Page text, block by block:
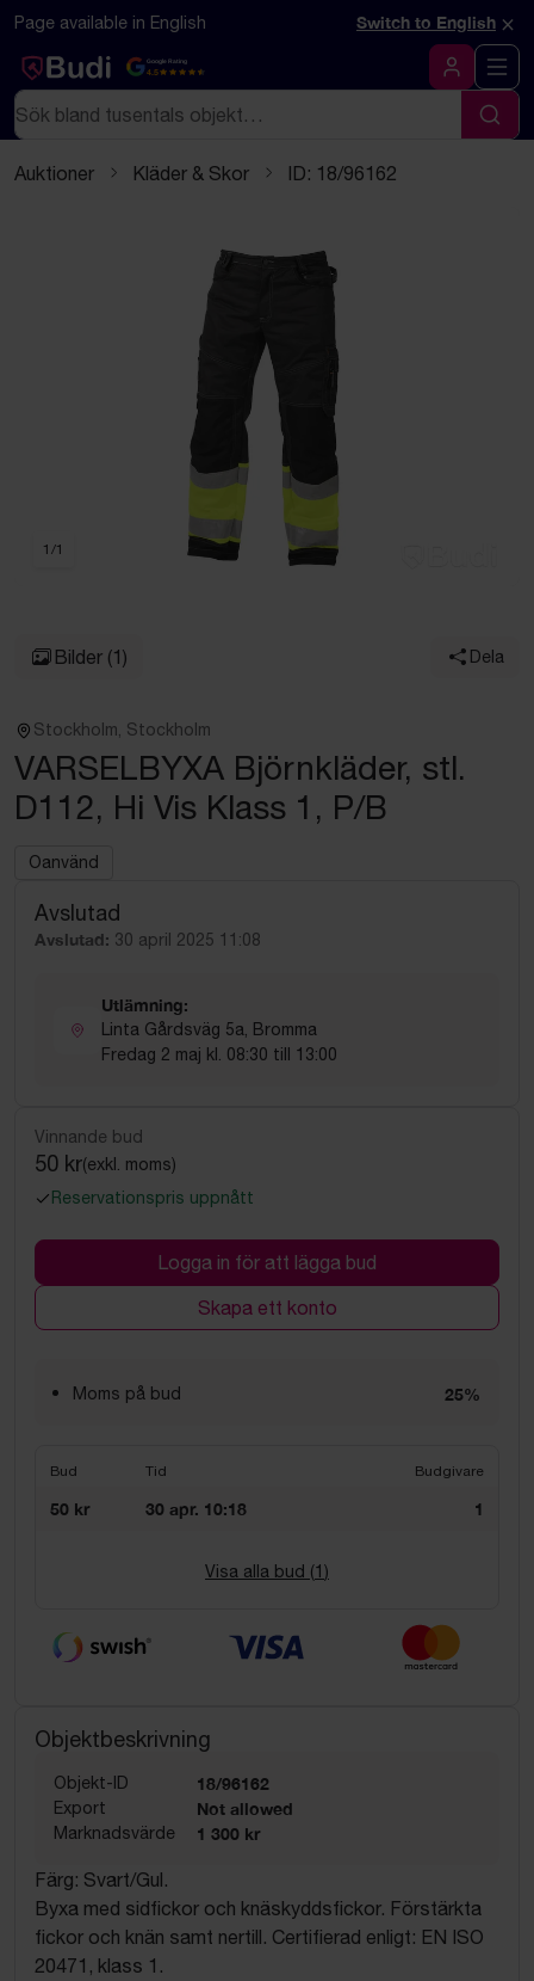
Hoppa till innehåll
Textbaserad (markdown) version av denna sida
Page available in English Switch to English ×
Google Rating
4.5
Logga in
Sök
Sök
Auktioner Kläder & Skor ID: 18/96162
1 /1
Bilder (1) Dela
Stockholm, Stockholm
VARSELBYXA Björnkläder, stl.
D112, Hi Vis Klass 1, P/B
Oanvänd
Avslutad
Avslutad: 30 april 2025 11:08
Utlämning:
Linta Gårdsväg 5a, Bromma
Fredag 2 maj kl. 08:30 till 13:00
Vinnande bud
50 kr(exkl. moms)
Reservationspris uppnått
Logga in för att lägga bud
Skapa ett konto
Moms på bud 25%
Bud Tid Budgivare
50 kr 30 apr. 10:18 1
Visa alla bud (1 )
Objektbeskrivning
Objekt-ID 18/96162
Export Not allowed
Marknadsvärde 1 300 kr
Färg: Svart/Gul.
Byxa med sidfickor och knäskyddsfickor. Förstärkta
fickor och knän samt nertill. Certifierad enligt: EN ISO
20471, klass 1.